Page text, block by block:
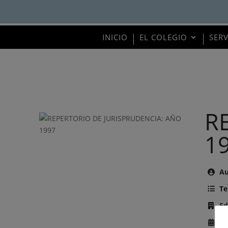
INICIO EL COLEGIO